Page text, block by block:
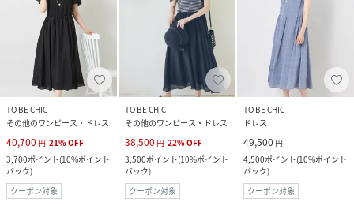
TO BE CHIC
その他のワンピース・ドレス
40,700 円 21%OFF
3,700ポイント(10%ポイント
バック)
クーポン対象
TO BE CHIC
その他のワンピース・ドレス
38,500 円 22%OFF
3,500ポイント(10%ポイント
バック)
クーポン対象
TO BE CHIC
ドレス
49,500 円
4,500ポイント(10%ポイント
バック)
クーポン対象